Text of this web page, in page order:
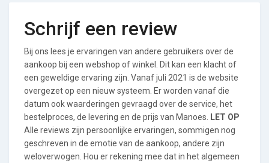
Schrijf een review
Bij ons lees je ervaringen van andere gebruikers over de
aankoop bij een webshop of winkel. Dit kan een klacht of
een geweldige ervaring zijn. Vanaf juli 2021 is de website
overgezet op een nieuw systeem. Er worden vanaf die
datum ook waarderingen gevraagd over de service, het
bestelproces, de levering en de prijs van Manoes.
LET OP
Alle reviews zijn persoonlijke ervaringen, sommigen nog
geschreven in de emotie van de aankoop, andere zijn
weloverwogen. Hou er rekening mee dat in het algemeen